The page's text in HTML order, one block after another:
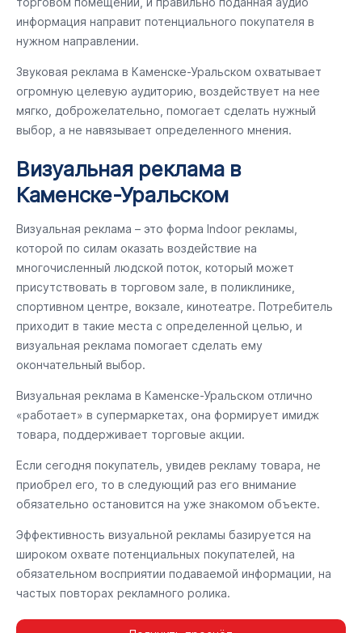
информация направит потенциального покупателя в
нужном направлении.
Звуковая реклама в Каменске-Уральском охватывает
огромную целевую аудиторию, воздействует на нее
мягко, доброжелательно, помогает сделать нужный
выбор, а не навязывает определенного мнения.
Визуальная реклама в
Каменске-Уральском
Визуальная реклама – это форма Indoor рекламы,
которой по силам оказать воздействие на
многочисленный людской поток, который может
присутствовать в торговом зале, в поликлинике,
спортивном центре, вокзале, кинотеатре. Потребитель
приходит в такие места с определенной целью, и
визуальная реклама помогает сделать ему
окончательный выбор.
Визуальная реклама в Каменске-Уральском отлично
«работает» в супермаркетах, она формирует имидж
товара, поддерживает торговые акции.
Если сегодня покупатель, увидев рекламу товара, не
приобрел его, то в следующий раз его внимание
обязательно остановится на уже знакомом объекте.
Эффективность визуальной рекламы базируется на
широком охвате потенциальных покупателей, на
обязательном восприятии подаваемой информации, на
частых повторах рекламного ролика.